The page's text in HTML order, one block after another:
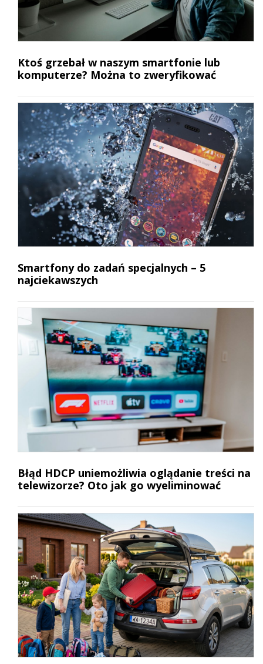
Ktoś grzebał w naszym smartfonie lub
komputerze? Można to zweryfikować
Smartfony do zadań specjalnych – 5
najciekawszych
Błąd HDCP uniemożliwia oglądanie treści na
telewizorze? Oto jak go wyeliminować